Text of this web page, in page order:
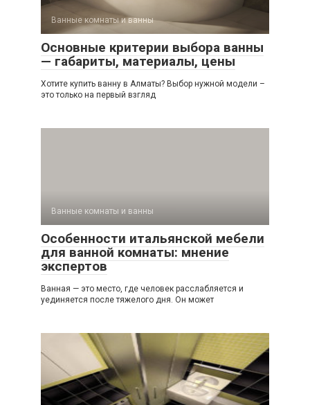
Ванные комнаты и ванны
Основные критерии выбора ванны
— габариты, материалы, цены
Хотите купить ванну в Алматы? Выбор нужной модели –
это только на первый взгляд
Ванные комнаты и ванны
Особенности итальянской мебели
для ванной комнаты: мнение
экспертов
Ванная — это место, где человек расслабляется и
уединяется после тяжелого дня. Он может